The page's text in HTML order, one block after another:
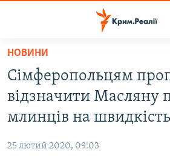
Перейти
основного
матеріалу
до
основної
НОВИНИ
ВОДА.КРИМ
ВІДЕО ТА ФОТО
БЛОГИ
НОВИНИ
Сімферопольцям
відзначити Масляну
млинців на швидкість
25 лютий 2020, 09:03